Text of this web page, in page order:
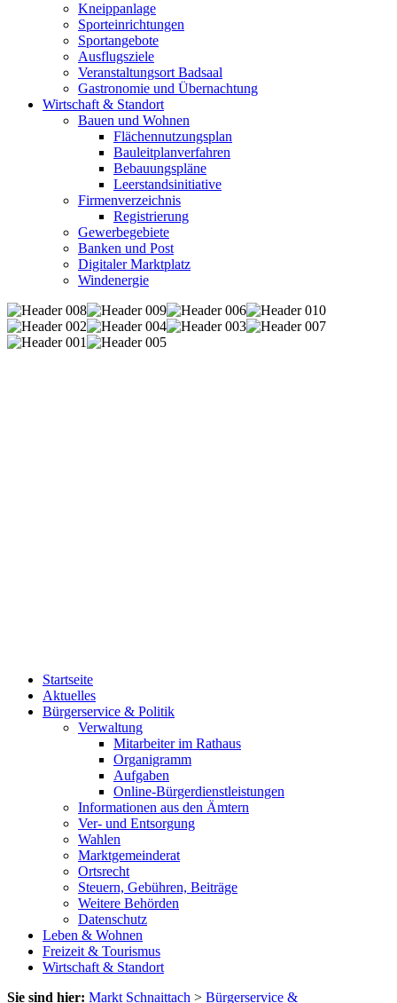
Kneippanlage
Sporteinrichtungen
Sportangebote
Ausflugsziele
Veranstaltungsort Badsaal
Gastronomie und Übernachtung
Wirtschaft & Standort
Bauen und Wohnen
Flächennutzungsplan
Bauleitplanverfahren
Bebauungspläne
Leerstandsinitiative
Firmenverzeichnis
Registrierung
Gewerbegebiete
Banken und Post
Digitaler Marktplatz
Windenergie
Startseite
Aktuelles
Bürgerservice & Politik
Verwaltung
Mitarbeiter im Rathaus
Organigramm
Aufgaben
Online-Bürgerdienstleistungen
Informationen aus den Ämtern
Ver- und Entsorgung
Wahlen
Marktgemeinderat
Ortsrecht
Steuern, Gebühren, Beiträge
Weitere Behörden
Datenschutz
Leben & Wohnen
Freizeit & Tourismus
Wirtschaft & Standort
Sie sind hier: Markt Schnaittach > Bürgerservice &